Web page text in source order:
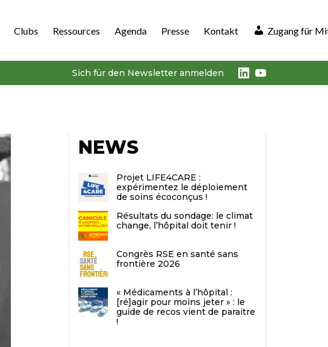
Clubs Ressources Agenda Presse Kontakt Zugang für
Sich für den Newsletter anmelden LinkedIn
Youtube
NEWS
Projet LIFE4CARE :
expérimentez le déploiement
de soins écoconçus !
Résultats du sondage: le climat
change, l’hôpital doit tenir !
Congrès RSE en santé sans
frontière 2026
« Médicaments à l’hôpital :
[ré]agir pour moins jeter » : le
guide de recos vient de paraitre
!